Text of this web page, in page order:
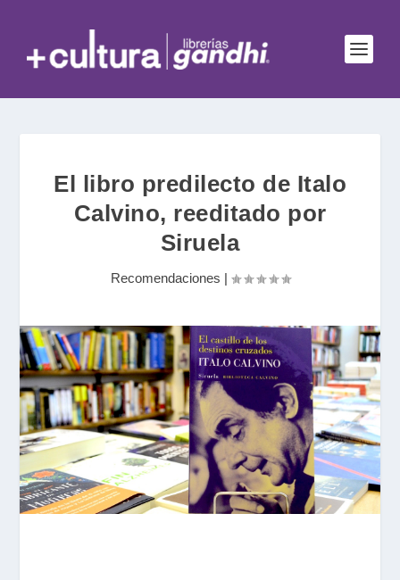
El libro predilecto de Italo
Calvino, reeditado por
Siruela
Recomendaciones |